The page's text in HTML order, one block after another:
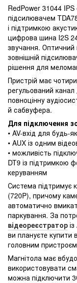
RedPower 31044
підсилювачем
і підтримкою
цифрова шина I2S
звучання. Оптичний
зовнішній
рішення для
Пристрій має
регульований
повноцінну
й сабвуфера.
Для підключення
• AV-вхід для будь-
• AUX із одним
• можливість
DT9 із підтримкою
керуванням
Система підтримує
(720P), причому
автоматично
паркування. За
відеореєстратор
ви плануєте купити
головним
Магнітола має
використовувати
можна підключити